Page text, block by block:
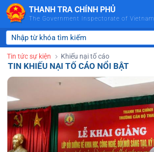
Skip to Main Content
THANH TRA CHÍNH PHỦ
The Government Inspectorate of Vietnam
Tin tức sự kiện Khiếu nại tố cáo
TIN KHIẾU NẠI TỐ CÁO NỔI BẬT